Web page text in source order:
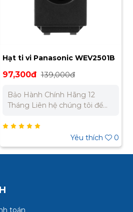
Hạt ti vi Panasonic WEV2501B
97,300đ 139,000đ
Bảo Hành Chính Hãng 12
Tháng Liên hệ chúng tôi để
án. Miền Bắc : 0989 310 979 –
0902 303 733 – 0945 332 980
Yêu thích 0
toán